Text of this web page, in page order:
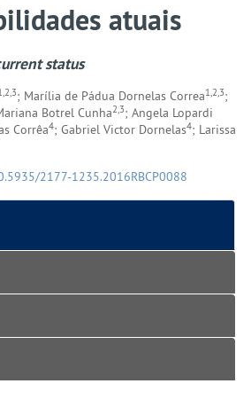
atuais
status
; Marília de Pádua Dornelas Correa1,2,3;
Botrel Cunha2,3; Angela Lopardi
Corrêa4; Gabriel Victor Dornelas4; Larissa
2177-1235.2016RBCP0088